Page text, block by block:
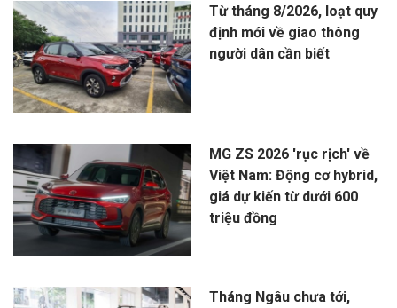
Từ tháng 8/2026, loạt quy
định mới về giao thông
người dân cần biết
MG ZS 2026 'rục rịch' về
Việt Nam: Động cơ hybrid,
giá dự kiến từ dưới 600
triệu đồng
Tháng Ngâu chưa tới,